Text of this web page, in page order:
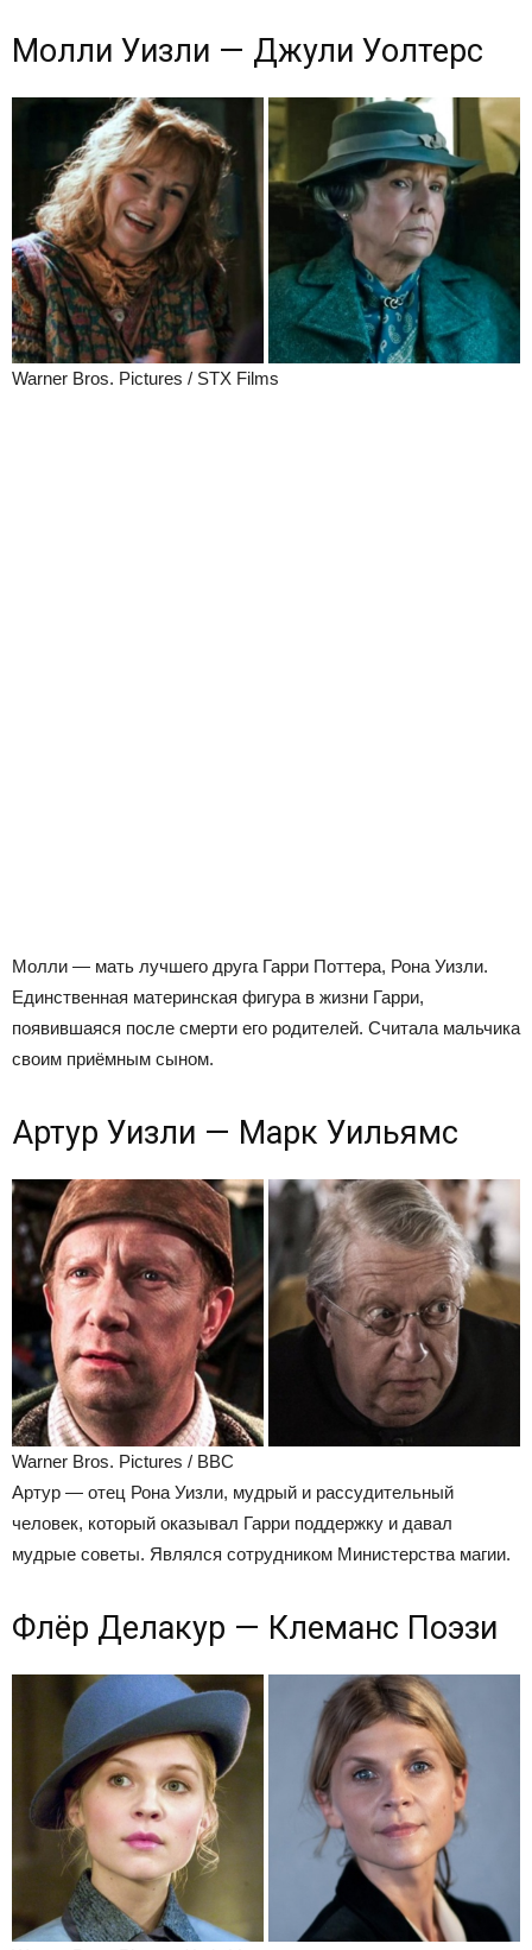
Молли Уизли — Джули Уолтерс
Warner Bros. Pictures / STX Films
Молли — мать лучшего друга Гарри Поттера, Рона Уизли.
Единственная материнская фигура в жизни Гарри,
появившаяся после смерти его родителей. Считала мальчика
своим приёмным сыном.
Артур Уизли — Марк Уильямс
Warner Bros. Pictures / BBC
Артур — отец Рона Уизли, мудрый и рассудительный
человек, который оказывал Гарри поддержку и давал
мудрые советы. Являлся сотрудником Министерства магии.
Флёр Делакур — Клеманс Поэзи